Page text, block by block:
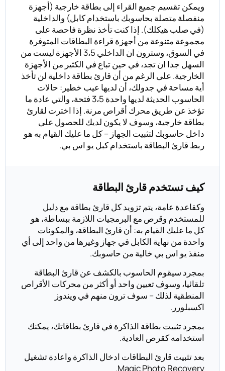
ويمكن تقسيم جميع القراء إلى بطاقة خارجية (أجهزة
منفصلة متصلة بحاسوبك باستخدام كابل) والداخلية
(في صلب هيكلك). إذا كنت تأخذ نظرة فاحصة على
مجموعة متنوعة من أجهزة قراءة البطاقات المتوفرة
في السوق، وسترون ان الداخلي 3،5 الأجهزة ليست من
السهل جدا ان تجد، في حين تباع في الكثير من الأجهزة
الخارجية. على الرغم من أن قارئ بطاقة داخلية لن تأخذ
أية مساحة في جدولك، أن لديها عيب خطير: حالات
الحاسوب الحديثة لديها واحدة 3،5 فتحة، والتي عادة ما
تؤخذ عن طريق محرك أقراص مرنة. إذا اخترت لقارئ
بطاقة خارجية، وسوف لا يكون لديك للحصول على
داخل حاسوبك لتثبيت الجهاز – كل ما عليك القيام به هو
ربط قارئ البطاقة باستخدام كبل يو اس بي.
كيف تستخدم قارئ البطاقة
وكقاعدة عامة، يتم تزويد كل قارئ بطاقة مع دليل
للمستخدم وقرص مع البرمجيات اللازمة ببساطة، هو
كل ما عليك القيام به: أن قارئ البطاقة، والمكونات
واحدة من نهاية الكابل في جهاز وغيرها من واحد إلى أي
منفذ يو اس بي خالية من حاسوبك.
بمجرد سيقوم الحاسوب بالكشف عن قارئ البطاقة
تلقائيا، وسوف تعيين واحد أو أكثر من محركات الأقراص
المنطقية لذلك – سوف ترون منهم في ويندوز
اكسبلورر.
بمجرد تثبيت بطاقة الذاكرة في قارئ بطاقاتك، يمكنك
استخدامه كقرص العادية.
بعد تثبيت قارئ البطاقات ادخال الذاكرة واعادة تشغيل
Magic Photo Recovery.